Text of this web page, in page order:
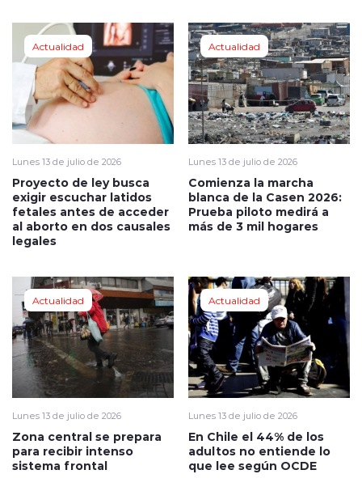
Actualidad
Lunes 13 de julio de 2026
Proyecto de ley busca
exigir escuchar latidos
fetales antes de acceder
al aborto en dos causales
legales
Actualidad
Lunes 13 de julio de 2026
Comienza la marcha
blanca de la Casen 2026:
Prueba piloto medirá a
más de 3 mil hogares
Actualidad
Lunes 13 de julio de 2026
Zona central se prepara
para recibir intenso
sistema frontal
Actualidad
Lunes 13 de julio de 2026
En Chile el 44% de los
adultos no entiende lo
que lee según OCDE